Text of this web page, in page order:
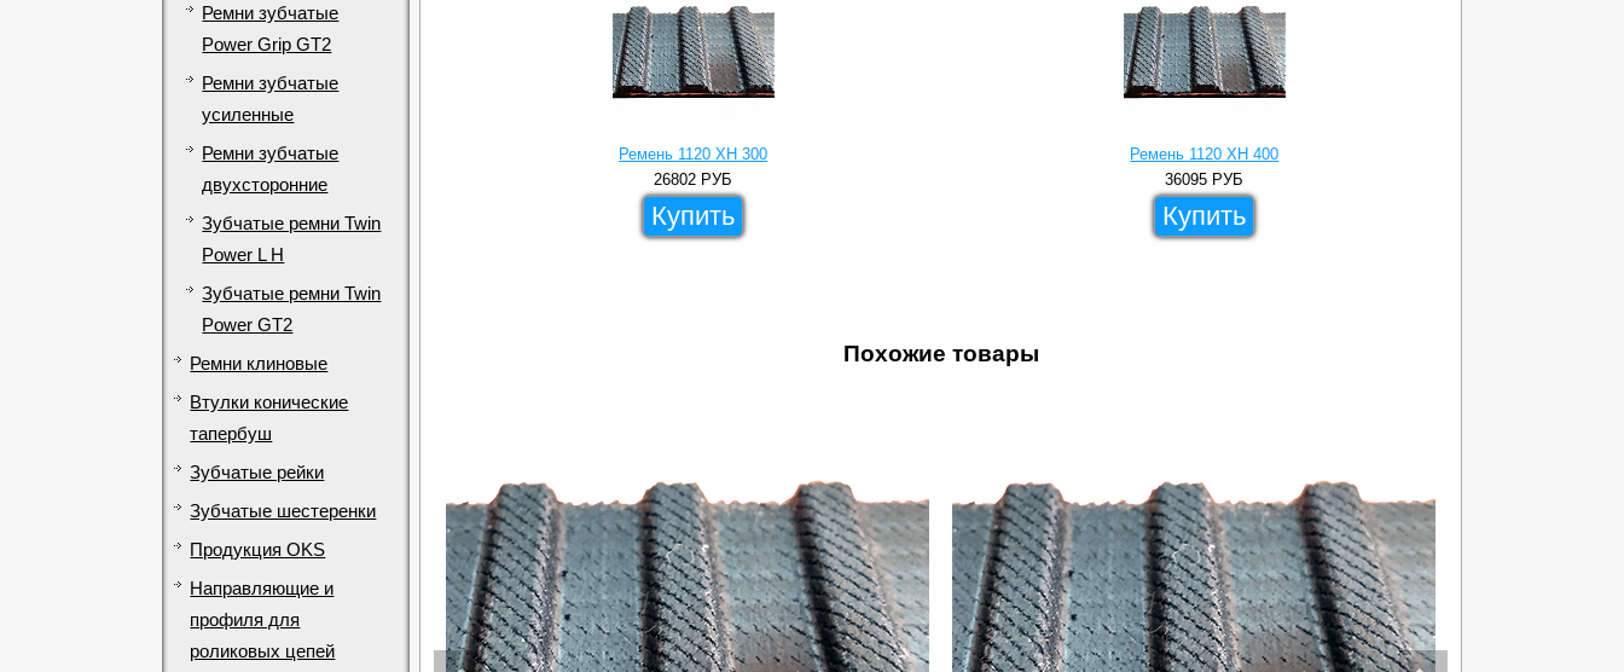
Ремни зубчатые
Power Grip GT2
Ремни зубчатые
усиленные
Ремни зубчатые
двухсторонние
Зубчатые ремни Twin
Power L H
Зубчатые ремни Twin
Power GT2
Ремни клиновые
Втулки конические
тапербуш
Зубчатые рейки
Зубчатые шестеренки
Продукция OKS
Направляющие и
профиля для
роликовых цепей
Ремень 1120 XH 300
26802 РУБ
Купить
Ремень 1120 XH 400
36095 РУБ
Купить
Похожие товары